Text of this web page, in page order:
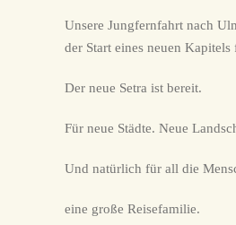
Unsere Jungfernfahrt nach
der Start eines neuen
Der neue Setra ist bereit.
Für neue Städte. Neue
Und natürlich für all die
eine große Reisefamilie.